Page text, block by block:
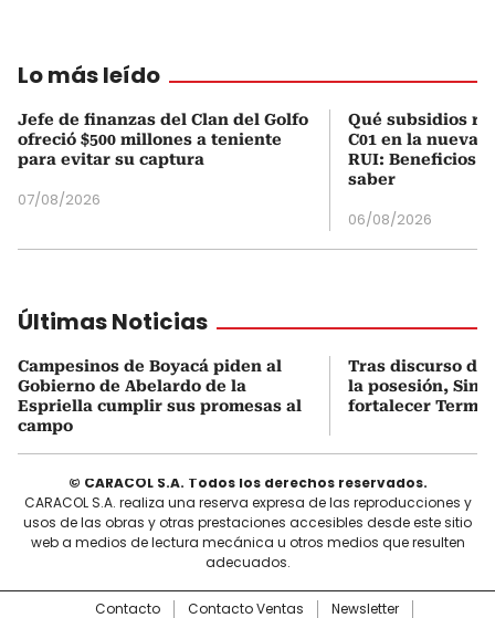
Lo más leído
Jefe de finanzas del Clan del Golfo
ofreció $500 millones a teniente
para evitar su captura
07/08/2026
Qué subsidios
C01 en la nueva
RUI: Beneficios
saber
06/08/2026
Últimas Noticias
Campesinos de Boyacá piden al
Gobierno de Abelardo de la
Espriella cumplir sus promesas al
campo
Tras discurso
la posesión,
fortalecer
© CARACOL S.A. Todos los derechos reservados.
CARACOL S.A. realiza una reserva expresa de las reproducciones y
usos de las obras y otras prestaciones accesibles desde este sitio
web a medios de lectura mecánica u otros medios que resulten
adecuados.
Contacto Contacto Ventas Newsletter